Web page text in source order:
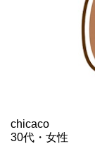
chicaco
30代・女性